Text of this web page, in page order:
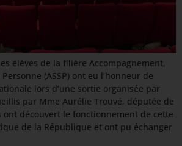
élèves de la filière Accompagnement,
(ASSP) ont eu l’honneur de
lors d’une sortie organisée par
par Mme Aurélie Trouvé, députée de
ont découvert le fonctionnement de cette
de la République et ont pu échanger